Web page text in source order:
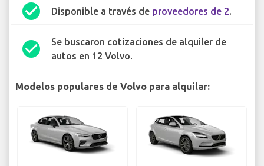
check_circle Disponible a través de proveedores de 2.
check_circle
Se buscaron cotizaciones de alquiler de
autos en 12 Volvo.
Modelos populares de Volvo para alquilar: